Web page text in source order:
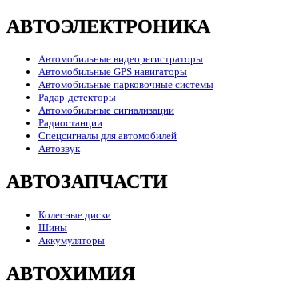
АВТОЭЛЕКТРОНИКА
Автомобильные видеорегистраторы
Автомобильные GPS навигаторы
Автомобильные парковочные системы
Радар-детекторы
Автомобильные сигнализации
Радиостанции
Спецсигналы для автомобилей
Автозвук
АВТОЗАПЧАСТИ
Колесные диски
Шины
Аккумуляторы
АВТОХИМИЯ